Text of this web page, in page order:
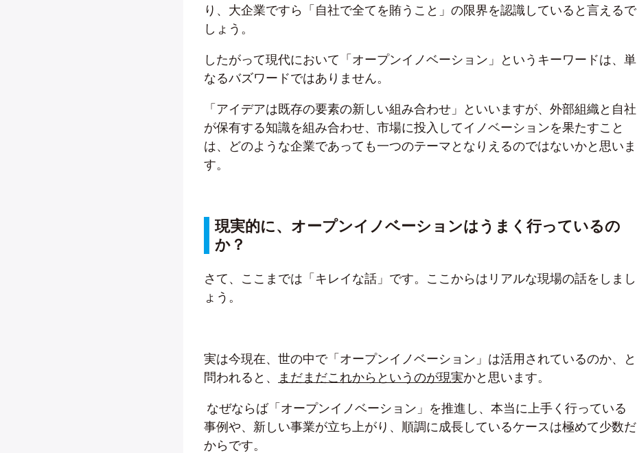
り、大企業ですら「自社で全てを賄うこと」の限界を認識していると言えるで
しょう。
したがって現代において「オープンイノベーション」というキーワードは、単
なるバズワードではありません。
「アイデアは既存の要素の新しい組み合わせ」といいますが、外部組織と自社
が保有する知識を組み合わせ、市場に投入してイノベーションを果たすこと
は、どのような企業であっても一つのテーマとなりえるのではないかと思いま
す。
現実的に、オープンイノベーションはうまく行っているの
か？
さて、ここまでは「キレイな話」です。ここからはリアルな現場の話をしまし
ょう。
実は今現在、世の中で「オープンイノベーション」は活用されているのか、と
問われると、
まだまだこれからというのが現実かと思います。
なぜならば「オープンイノベーション」を推進し、本当に上手く行っている
事例や、新しい事業が立ち上がり、順調に成長しているケースは極めて少数だ
からです。